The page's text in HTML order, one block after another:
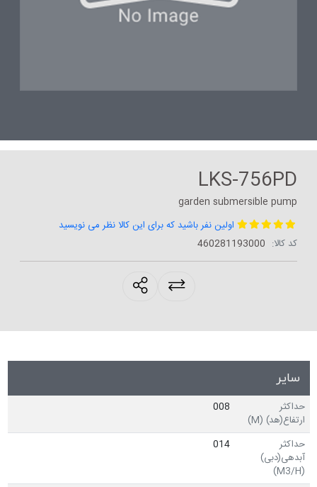
LKS-756PD
garden submersible pump
اولین نفر باشید که برای این کالا نظر می نویسید
کد کالا: 460281193000
products.sharing
سایر
حداکثر
ارتفاع(هد) (M)
008
حداکثر
آبدهی(دبی)
(M3/H)
014